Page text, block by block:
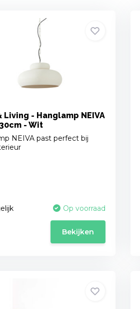
Living - Hanglamp NEIVA
- Wit
NEIVA past perfect bij
Op voorraad
Bekijken